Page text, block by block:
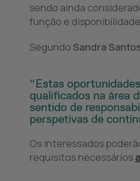
sendo ainda
função e
Segundo Sandra
Estas
qualificados na área
sentido de
perspetivas de
Os interessados
requisitos necessários